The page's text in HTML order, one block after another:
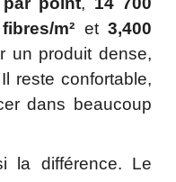
m² et3,400
un produit dense,
reste confortable,
dans beaucoup
la différence. Le